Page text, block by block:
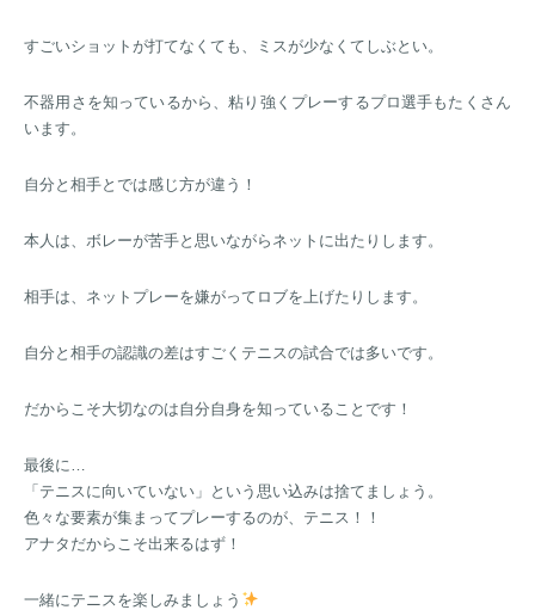
すごいショットが打てなくても、ミスが少なくてしぶとい。
不器用さを知っているから、粘り強くプレーするプロ選手もたくさん
います。
自分と相手とでは感じ方が違う！
本人は、ボレーが苦手と思いながらネットに出たりします。
相手は、ネットプレーを嫌がってロブを上げたりします。
自分と相手の認識の差はすごくテニスの試合では多いです。
だからこそ大切なのは自分自身を知っていることです！
最後に…
「テニスに向いていない」という思い込みは捨てましょう。
色々な要素が集まってプレーするのが、テニス！！
アナタだからこそ出来るはず！
一緒にテニスを楽しみましょう